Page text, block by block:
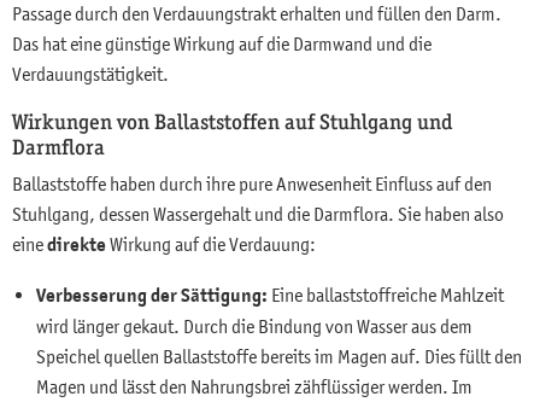
Passage durch den Verdauungstrakt erhalten und füllen den Darm.
Das hat eine günstige Wirkung auf die Darmwand und die
Verdauungstätigkeit.
Wirkungen von Ballaststoffen auf Stuhlgang und
Darmflora
Ballaststoffe haben durch ihre pure Anwesenheit Einfluss auf den
Stuhlgang, dessen Wassergehalt und die Darmflora. Sie haben also
einedirekteWirkung auf die Verdauung:
Verbesserung der Sättigung: Eine ballaststoffreiche Mahlzeit
wird länger gekaut. Durch die Bindung von Wasser aus dem
Speichel quellen Ballaststoffe bereits im Magen auf. Dies füllt den
Magen und lässt den Nahrungsbrei zähflüssiger werden. Im